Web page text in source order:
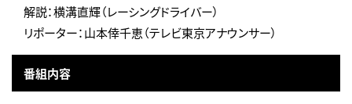
解説：横溝直輝（レーシングドライバー）
リポーター：山本倖千恵（テレビ東京アナウンサー）
番組内容